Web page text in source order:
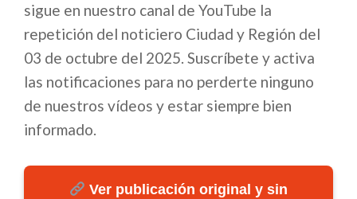
sigue en nuestro canal de YouTube la
repetición del noticiero Ciudad y Región del
03 de octubre del 2025. Suscríbete y activa
las notificaciones para no perderte ninguno
de nuestros vídeos y estar siempre bien
informado.
Ver publicación original y sin